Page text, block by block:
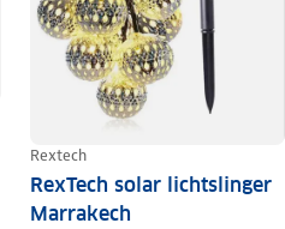
Rextech
RexTech solar lichtslinger
Marrakech